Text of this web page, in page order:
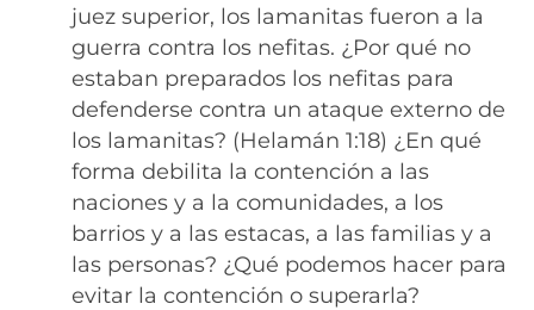
juez superior, los lamanitas fueron a la
guerra contra los nefitas. ¿Por qué no
estaban preparados los nefitas para
defenderse contra un ataque externo de
los lamanitas? (Helamán 1:18) ¿En qué
forma debilita la contención a las
naciones y a la comunidades, a los
barrios y a las estacas, a las familias y a
las personas? ¿Qué podemos hacer para
evitar la contención o superarla?